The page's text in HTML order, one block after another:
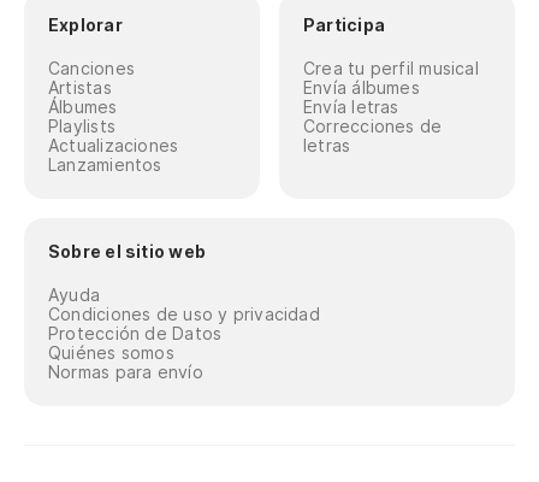
Explorar
Canciones
Artistas
Álbumes
Playlists
Actualizaciones
Lanzamientos
Participa
Crea tu perfil musical
Envía álbumes
Envía letras
Correcciones de
letras
Sobre el sitio web
Ayuda
Condiciones de uso y privacidad
Protección de Datos
Quiénes somos
Normas para envío